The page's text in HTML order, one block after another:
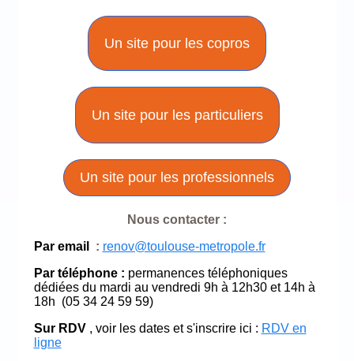
Un site pour les copros
Un site pour les particuliers
Un site pour les professionnels
Nous contacter :
Par email
: renov@toulouse-metropole.fr
Par téléphone: permanences téléphoniques
dédiées du mardi au vendredi 9h à 12h30 et 14h à
18h (05 34 24 59 59)
Sur RDV , voir les dates et s'inscrire ici : RDV en
ligne